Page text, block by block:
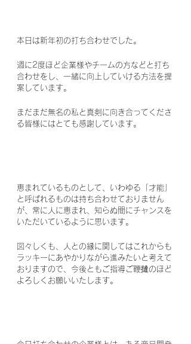
本日は新年初の打ち合わせでした。
週に2度ほど企業様やチームの方などと打ち
合わせをし、一緒に向上していける方法を提
案しています。
まだまだ無名の私と真剣に向き合ってくださ
る皆様にはとても感謝しています。
恵まれているものとして、いわゆる「才能」
と呼ばれるものは持ち合わせておりません
が、常に人に恵まれ、知らぬ間にチャンスを
いただいているように思います。
図々しくも、人との縁に関してはこれからも
ラッキーにあやかりながら進みたいと考えて
おりますので、今後ともご指導ご鞭撻のほど
よろしくお願いいたします。